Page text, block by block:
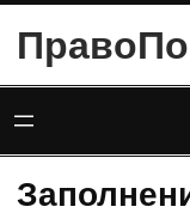
содержимому